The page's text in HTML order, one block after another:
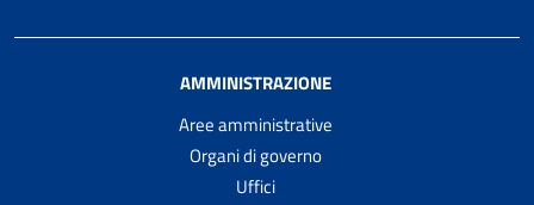
AMMINISTRAZIONE
Aree amministrative
Organi di governo
Uffici